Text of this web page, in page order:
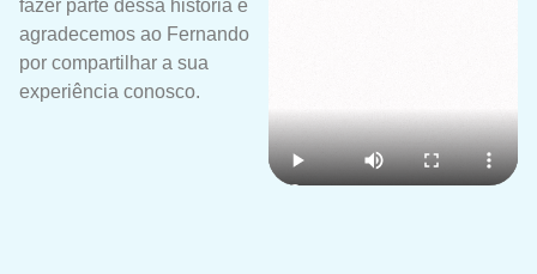
fazer parte dessa história e
agradecemos ao Fernando
por compartilhar a sua
experiência conosco.